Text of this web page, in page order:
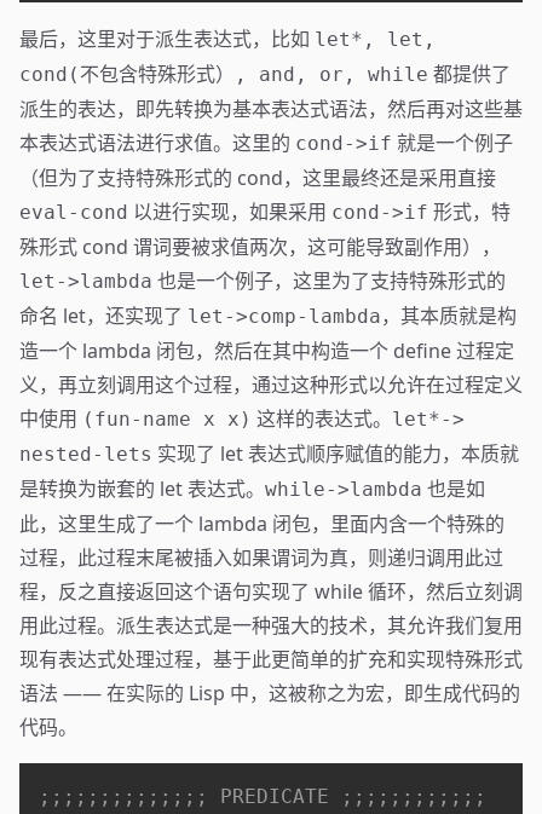
最后，这里对于派生表达式，比如 let*, let,
cond(不包含特殊形式）, and, or, while 都提供了
派生的表达，即先转换为基本表达式语法，然后再对这些基
本表达式语法进行求值。这里的 cond->if 就是一个例子
（但为了支持特殊形式的 cond，这里最终还是采用直接
eval-cond 以进行实现，如果采用 cond->if 形式，特
殊形式 cond 谓词要被求值两次，这可能导致副作用），
let->lambda 也是一个例子，这里为了支持特殊形式的
命名 let，还实现了 let->comp-lambda，其本质就是构
造一个 lambda 闭包，然后在其中构造一个 define 过程定
义，再立刻调用这个过程，通过这种形式以允许在过程定义
中使用 (fun-name x x) 这样的表达式。 let*->
nested-lets 实现了 let 表达式顺序赋值的能力，本质就
是转换为嵌套的 let 表达式。 while->lambda 也是如
此，这里生成了一个 lambda 闭包，里面内含一个特殊的
过程，此过程末尾被插入如果谓词为真，则递归调用此过
程，反之直接返回这个语句实现了 while 循环，然后立刻调
用此过程。派生表达式是一种强大的技术，其允许我们复用
现有表达式处理过程，基于此更简单的扩充和实现特殊形式
语法 —— 在实际的 Lisp 中，这被称之为宏，即生成代码的
代码。
;;;;;;;;;;;;;; PREDICATE ;;;;;;;;;;;;